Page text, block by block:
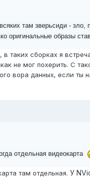
там зверьсиди - зло,
оригинальные образы
в таких сборках я
не мог похерить. С
вора данных, если ты
отдельная видеокарта
там отдельная. У